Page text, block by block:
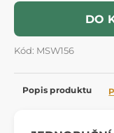
DO
Kód: MSW156
Popis produktu